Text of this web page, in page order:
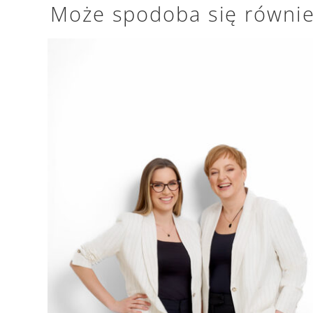
Może spodoba się